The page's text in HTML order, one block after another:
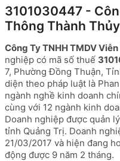
ty,
người
diện
hoặc
mã
số
thuế
...
3101030447 -
Thông Thành Thủy
Công Ty TNHH TMDV
nghiệp có mã số thuế
7, Phường Đồng Thuận,
diện theo pháp luật là
ngành nghề kinh doanh
cùng với 12 ngành kinh
Doanh nghiệp được quản
tỉnh Quảng Trị. Doanh
21/03/2017 và hiện đang
động được 9 năm 2 tháng.